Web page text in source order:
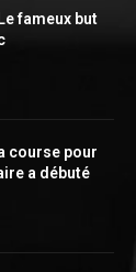
fameux but
course pour
a débuté